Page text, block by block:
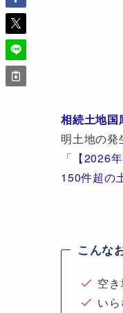
相続土地国
明土地の発
「 【2026
150件超の
こんな
空
い